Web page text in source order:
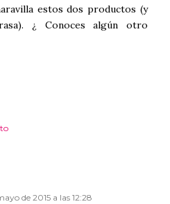
estos dos productos (y
¿ Conoces algún otro
de 2015 a las 12:28